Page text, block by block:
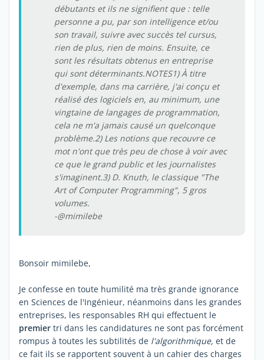
débutants et ils ne signifient que : telle
personne a pu, par son intelligence et/ou
son travail, suivre avec succès tel cursus,
rien de plus, rien de moins. Ensuite, ce
sont les résultats obtenus en entreprise
qui sont déterminants.NOTES1) À titre
d'exemple, dans ma carrière, j'ai conçu et
réalisé des logiciels en, au minimum, une
vingtaine de langages de programmation,
cela ne m'a jamais causé un quelconque
problème.2) Les notions que recouvre ce
mot n'ont que très peu de chose à voir avec
ce que le grand public et les journalistes
s'imaginent.3) D. Knuth, le classique "The
Art of Computer Programming", 5 gros
volumes.
-@mimilebe
Bonsoir mimilebe,
Je confesse en toute humilité ma très grande ignorance
en Sciences de l'Ingénieur, néanmoins dans les grandes
entreprises, les responsables RH qui effectuent le
premier tri dans les candidatures ne sont pas forcément
rompus à toutes les subtilités de l'algorithmique, et de
ce fait ils se rapportent souvent à un cahier des charges